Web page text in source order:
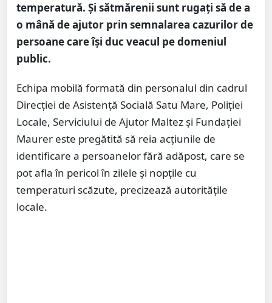
temperatură. Și sătmărenii sunt rugați să de a
o mână de ajutor prin semnalarea cazurilor de
persoane care își duc veacul pe domeniul
public.
Echipa mobilă formată din personalul din cadrul
Direcției de Asistență Socială Satu Mare, Poliției
Locale, Serviciului de Ajutor Maltez și Fundației
Maurer este pregătită să reia acțiunile de
identificare a persoanelor fără adăpost, care se
pot afla în pericol în zilele și nopțile cu
temperaturi scăzute, precizează autoritățile
locale.